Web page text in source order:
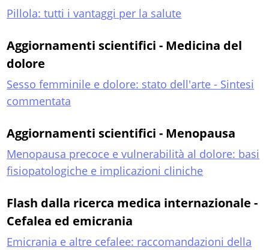
Pillola: tutti i vantaggi per la salute
Aggiornamenti scientifici - Medicina del
dolore
Sesso femminile e dolore: stato dell'arte - Sintesi
commentata
Aggiornamenti scientifici - Menopausa
Menopausa precoce e vulnerabilità al dolore: basi
fisiopatologiche e implicazioni cliniche
Flash dalla ricerca medica internazionale -
Cefalea ed emicrania
Emicrania e altre cefalee: raccomandazioni della